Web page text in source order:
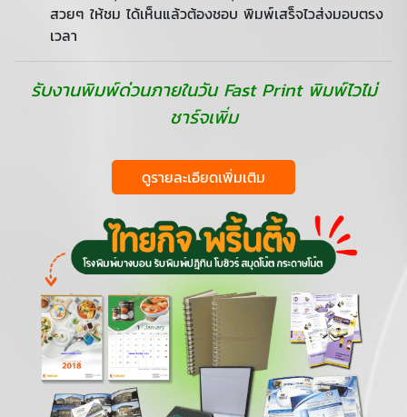
สวยๆ ให้ชม ได้เห็นแล้วต้องชอบ พิมพ์เสร็จไวส่งมอบตรง
เวลา
รับงานพิมพ์ด่วนภายในวัน Fast Print พิมพ์ไวไม่
ชาร์จเพิ่ม
ดูรายละเอียดเพิ่มเติม